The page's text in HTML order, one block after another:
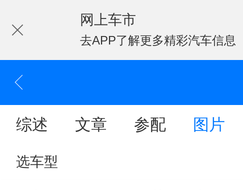
网上车市
去APP了解更多精彩汽车信息
综述 文章 参配 图片
选车型